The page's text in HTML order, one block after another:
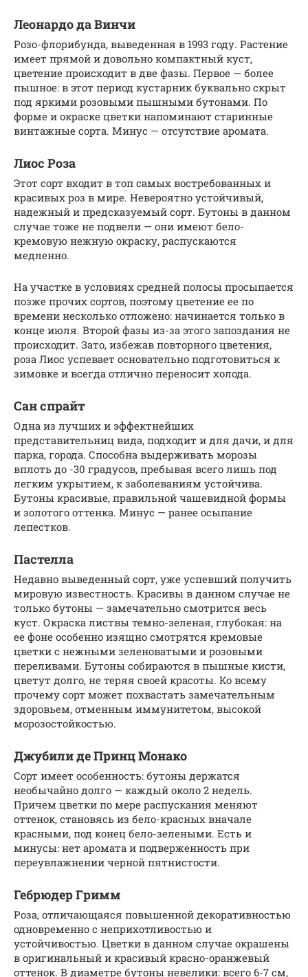
Леонардо да Винчи
Розо-флорибунда, выведенная в 1993 году. Растение
имеет прямой и довольно компактный куст,
цветение происходит в две фазы. Первое — более
пышное: в этот период кустарник буквально скрыт
под яркими розовыми пышными бутонами. По
форме и окраске цветки напоминают старинные
винтажные сорта. Минус — отсутствие аромата.
Лиос Роза
Этот сорт входит в топ самых востребованных и
красивых роз в мире. Невероятно устойчивый,
надежный и предсказуемый сорт. Бутоны в данном
случае тоже не подвели — они имеют бело-
кремовую нежную окраску, распускаются
медленно.
На участке в условиях средней полосы просыпается
позже прочих сортов, поэтому цветение ее по
времени несколько отложено: начинается только в
конце июля. Второй фазы из-за этого запоздания не
происходит. Зато, избежав повторного цветения,
роза Лиос успевает основательно подготовиться к
зимовке и всегда отлично переносит холода.
Сан спрайт
Одна из лучших и эффектнейших
представительниц вида, подходит и для дачи, и для
парка, города. Способна выдерживать морозы
вплоть до -30 градусов, пребывая всего лишь под
легким укрытием, к заболеваниям устойчива.
Бутоны красивые, правильной чашевидной формы
и золотого оттенка. Минус — ранее осыпание
лепестков.
Пастелла
Недавно выведенный сорт, уже успевший получить
мировую известность. Красивы в данном случае не
только бутоны — замечательно смотрится весь
куст. Окраска листвы темно-зеленая, глубокая: на
ее фоне особенно изящно смотрятся кремовые
цветки с нежными зеленоватыми и розовыми
переливами. Бутоны собираются в пышные кисти,
цветут долго, не теряя своей красоты. Ко всему
прочему сорт может похвастать замечательным
здоровьем, отменным иммунитетом, высокой
морозостойкостью.
Джубили де Принц Монако
Сорт имеет особенность: бутоны держатся
необычайно долго — каждый около 2 недель.
Причем цветки по мере распускания меняют
оттенок, становясь из бело-красных вначале
красными, под конец бело-зелеными. Есть и
минусы: нет аромата и подверженность при
переувлажнении черной пятнистости.
Гебрюдер Гримм
Роза, отличающаяся повышенной декоративностью
одновременно с неприхотливостью и
устойчивостью. Цветки в данном случае окрашены
в оригинальный и красивый красно-оранжевый
оттенок. В диаметре бутоны невелики: всего 6-7 см,